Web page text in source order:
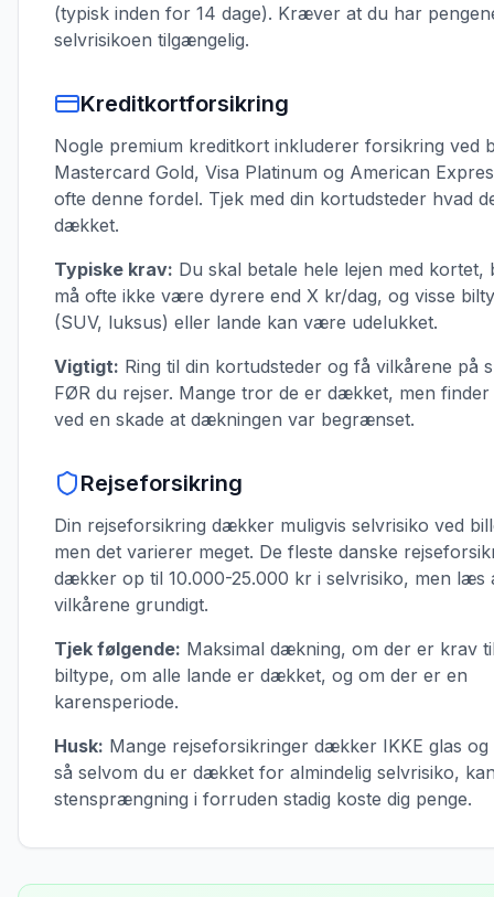
(typisk inden for 14 dage). Kræver at du har
selvrisikoen tilgængelig.
Kreditkortforsikring
Nogle premium kreditkort inkluderer forsikring ved
Mastercard Gold, Visa Platinum og American
ofte denne fordel. Tjek med din kortudsteder hvad
dækket.
Typiske krav: Du skal betale hele lejen med kortet,
må ofte ikke være dyrere end X kr/dag, og visse
(SUV, luksus) eller lande kan være udelukket.
Vigtigt: Ring til din kortudsteder og få vilkårene på
FØR du rejser. Mange tror de er dækket, men
ved en skade at dækningen var begrænset.
Rejseforsikring
Din rejseforsikring dækker muligvis selvrisiko ved
men det varierer meget. De fleste danske
dækker op til 10.000-25.000 kr i selvrisiko, men læs
vilkårene grundigt.
Tjek følgende: Maksimal dækning, om der er krav
biltype, om alle lande er dækket, og om der er en
karensperiode.
Husk: Mange rejseforsikringer dækker IKKE glas
så selvom du er dækket for almindelig selvrisiko,
stensprængning i forruden stadig koste dig penge.